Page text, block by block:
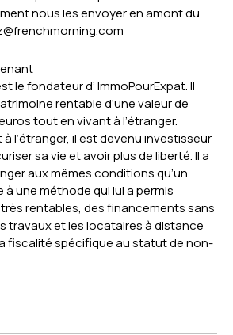
nous les envoyer en amont du
le fondateur d’ ImmoPourExpat. Il
rentable d’une valeur de
tout en vivant à l’étranger.
l’étranger, il est devenu investisseur
sa vie et avoir plus de liberté. Il a
aux mêmes conditions qu’un
une méthode qui lui a permis
très rentables, des financements sans
travaux et les locataires à distance
fiscalité spécifique au statut de non-